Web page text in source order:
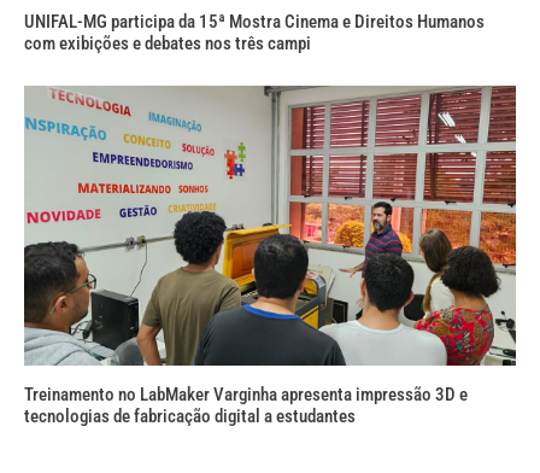
UNIFAL-MG participa da 15ª Mostra Cinema e Direitos Humanos
com exibições e debates nos três campi
Treinamento no LabMaker Varginha apresenta impressão 3D e
tecnologias de fabricação digital a estudantes